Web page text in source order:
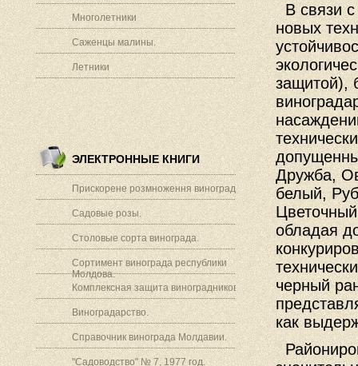
Многолетники
Саженцы малины.
Летники
ЭЛЕКТРОННЫЕ КНИГИ
Прискорене розмноження винограду.
Садовые розы.
Столовые сорта винограда.
Сортимент винограда республики
Молдова.
Комплексная защита виноградников.
Виноградарство.
Справочник винограда Молдавии.
"Садоводство" № 7, 1977 год.
В связи с
новых
защитой),
Дружба,
белый,
обладая
черный
как